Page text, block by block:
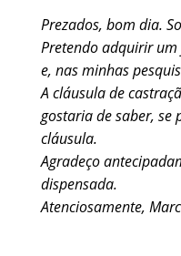
Prezados, bom dia.
Pretendo adquirir
e, nas minhas
A cláusula de
gostaria de saber, se
cláusula.
Agradeço
dispensada.
Atenciosamente,